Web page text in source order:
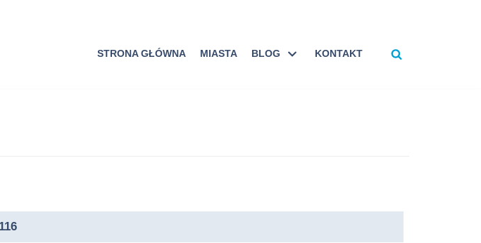
STRONA GŁÓWNA MIASTA BLOG KONTAKT
116